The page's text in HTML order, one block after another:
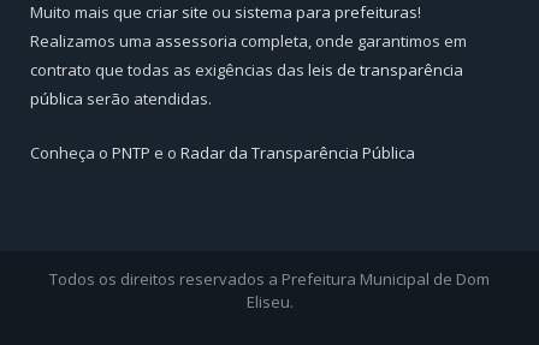
Muito mais que criar site ou sistema para prefeituras!
Realizamos uma assessoria completa, onde garantimos em
contrato que todas as exigências das leis de transparência
pública serão atendidas.
Conheça o PNTP e o Radar da Transparência Pública
Todos os direitos reservados a Prefeitura Municipal de Dom
Eliseu.